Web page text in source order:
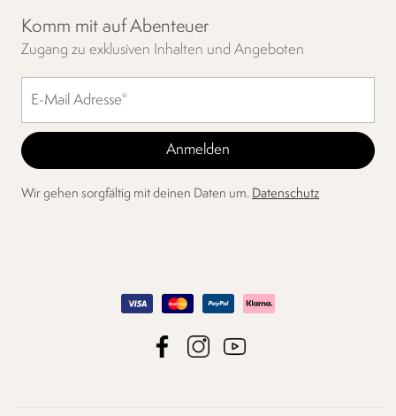
Komm mit auf Abenteuer
Zugang zu exklusiven Inhalten und Angeboten
Wir gehen sorgfältig mit deinen Daten um. Datenschutz